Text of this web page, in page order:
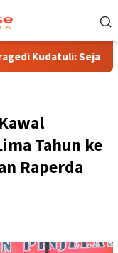
Sejarah Kelam
Tahun ke
Raperda